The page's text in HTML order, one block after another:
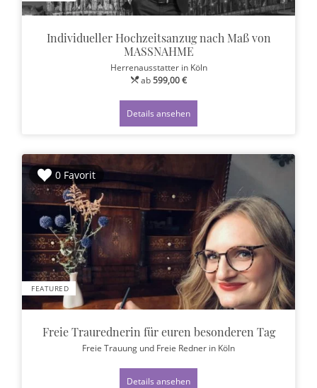
Individueller Hochzeitsanzug nach Maß von
MASSNAHME
Herrenausstatter in Köln
ab599,00 €
Details ansehen
0 Favorit
FEATURED
Freie Traurednerin für euren besonderen Tag
Freie Trauung und Freie Redner in Köln
Details ansehen